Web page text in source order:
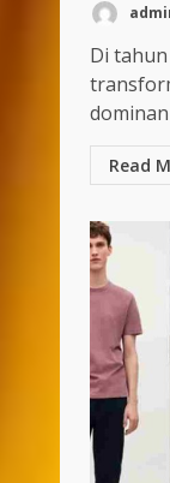
Di
Read